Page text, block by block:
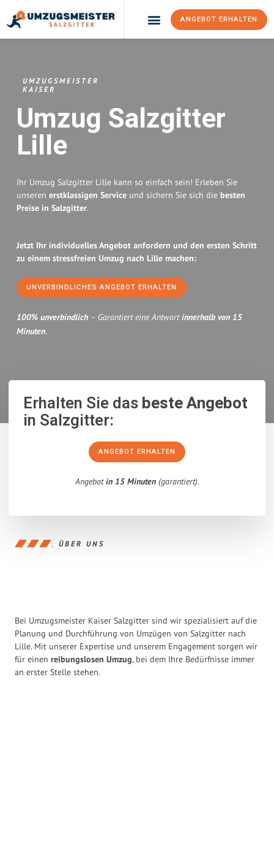
ANGEBOT ERHALTEN
UMZUGSMEISTER
KAISER
Umzug Salzgitter
Lille
Ihr Umzug Salzgitter Lille kann so einfach sein! Erleben Sie
unseren erstklassigen Service und sichern Sie sich die besten
Preise in Salzgitter.
Jetzt Ihr individuelles Angebot anfordern und den ersten Schritt
zu einem stressfreien Umzug nach Lille machen:
UNVERBINDLICHES ANGEBOT ERHALTEN
100% unverbindlich – Garantiert eine Antwortinnerhalb von 15
Minuten.
Erhalten Sie dasbeste Angebot
in Salzgitter:
ANGEBOT ERHALTEN
Angebotin 15 Minuten(garantiert).
ÜBER UNS
Bei Umzugsmeister Kaiser Salzgitter sind wir spezialisiert auf die
Planung und Durchführung von Umzügen von Salzgitter nach
Lille. Mit unserer Expertise und unserem Engagement sorgen wir
für einen reibungslosen Umzug, bei dem Ihre Bedürfnisse immer
an erster Stelle stehen.